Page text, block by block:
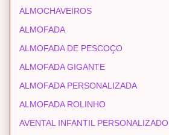
ALMOCHAVEIROS
ALMOFADA
ALMOFADA DE PESCOÇO
ALMOFADA GIGANTE
ALMOFADA PERSONALIZADA
ALMOFADA ROLINHO
AVENTAL INFANTIL PERSONALIZADO